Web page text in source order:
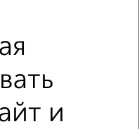
площадью ±10%
и